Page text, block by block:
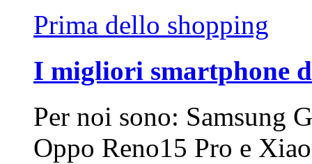
Prima dello shopping
I migliori smartphone
Per noi sono: Samsung
Oppo Reno15 Pro e